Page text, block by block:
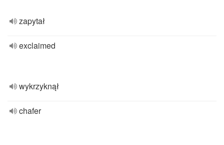
zapytał
exclaimed
wykrzyknął
chafer